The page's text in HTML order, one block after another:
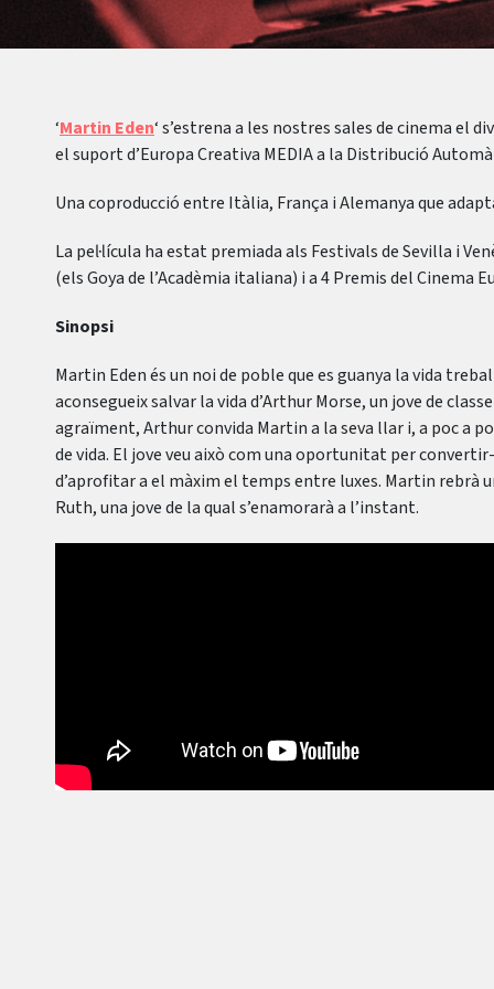
‘Martin Eden‘ s’estrena a les nostres sales de cinema el
el suport d’Europa Creativa MEDIA a la Distribució
Una coproducció entre Itàlia, França i Alemanya que
La pel·lícula ha estat premiada als Festivals de Sevilla i
(els Goya de l’Acadèmia italiana) i a 4 Premis del Cinema
Sinopsi
Martin Eden és un noi de poble que es guanya la vida
aconsegueix salvar la vida d’Arthur Morse, un jove de
agraïment, Arthur convida Martin a la seva llar i, a poc a
de vida. El jove veu això com una oportunitat per
d’aprofitar a el màxim el temps entre luxes. Martin rebrà
Ruth, una jove de la qual s’enamorarà a l’instant.